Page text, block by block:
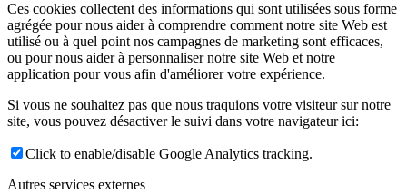
Ces cookies collectent des informations qui sont utilisées sous forme
agrégée pour nous aider à comprendre comment notre site Web est
utilisé ou à quel point nos campagnes de marketing sont efficaces,
ou pour nous aider à personnaliser notre site Web et notre
application pour vous afin d'améliorer votre expérience.
Si vous ne souhaitez pas que nous traquions votre visiteur sur notre
site, vous pouvez désactiver le suivi dans votre navigateur ici:
Click to enable/disable Google Analytics tracking.
Autres services externes